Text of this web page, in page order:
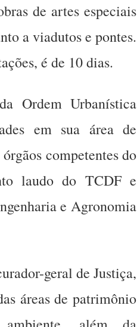
de artes especiais
a viadutos e pontes.
é de 10 dias.
Ordem Urbanística
em sua área de
competentes do
laudo do TCDF e
e Agronomia
geral de Justiça,
áreas de patrimônio